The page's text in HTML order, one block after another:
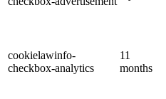
cookielawinfo-
checkbox-analytics
11
months